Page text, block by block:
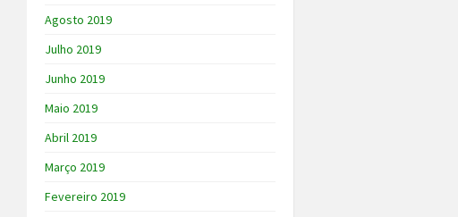
Agosto 2019
Julho 2019
Junho 2019
Maio 2019
Abril 2019
Março 2019
Fevereiro 2019